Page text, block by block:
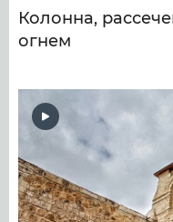
Колонна,
огнем